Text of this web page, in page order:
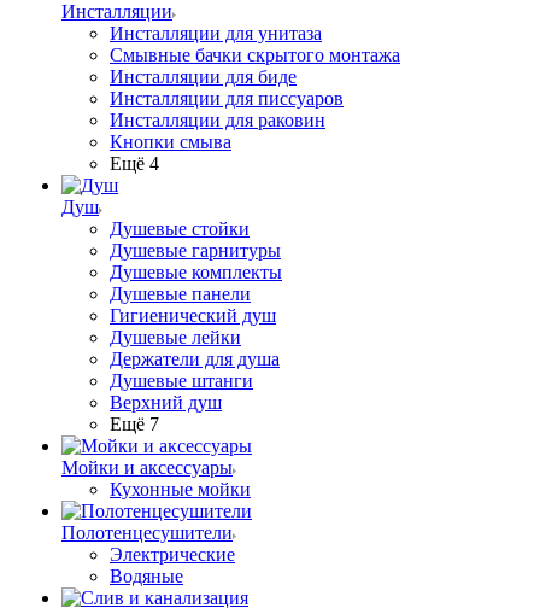
Инсталляции
Инсталляции для унитаза
Смывные бачки скрытого монтажа
Инсталляции для биде
Инсталляции для писсуаров
Инсталляции для раковин
Кнопки смыва
Ещё 4
Душ
Душевые стойки
Душевые гарнитуры
Душевые комплекты
Душевые панели
Гигиенический душ
Душевые лейки
Держатели для душа
Душевые штанги
Верхний душ
Ещё 7
Мойки и аксессуары
Кухонные мойки
Полотенцесушители
Электрические
Водяные